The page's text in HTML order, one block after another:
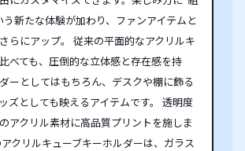
う新たな体験が加わり、ファンアイテムと
らにアップ。 従来の平面的なアクリルキ
べても、圧倒的な立体感と存在感を持
ーとしてはもちろん、デスクや棚に飾る
ズとしても映えるアイテムです。 透明度
アクリル素材に高品質プリントを施しま
クリルキューブキーホルダーは、ガラス